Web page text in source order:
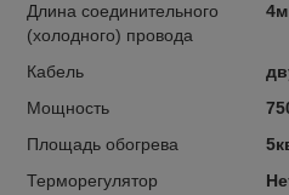
Длина соединительного
(холодного) провода
4м
Кабель
Мощность
Площадь обогрева
Терморегулятор